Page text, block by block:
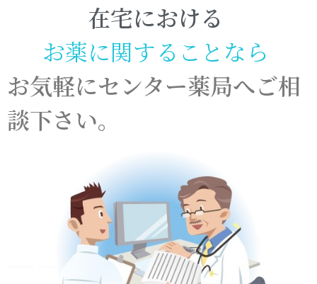
在宅における
お薬に関する こ とな ら
お気軽にセンター薬局へご相
談下さい。